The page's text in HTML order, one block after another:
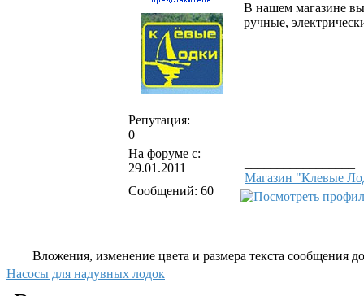
Репутация:
0
На форуме с:
29.01.2011
Сообщений: 60
В нашем магазине
ручные,
Магазин "Клевые
Вложения, изменение цвета и размера текста сообщения
Насосы для надувных лодок